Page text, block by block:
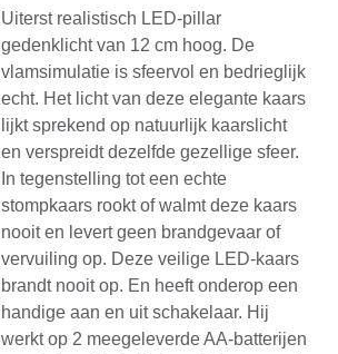
Uiterst realistisch LED-pillar
gedenklicht van 12 cm hoog. De
vlamsimulatie is sfeervol en bedrieglijk
echt. Het licht van deze elegante kaars
lijkt sprekend op natuurlijk kaarslicht
en verspreidt dezelfde gezellige sfeer.
In tegenstelling tot een echte
stompkaars rookt of walmt deze kaars
nooit en levert geen brandgevaar of
vervuiling op. Deze veilige LED-kaars
brandt nooit op. En heeft onderop een
handige aan en uit schakelaar. Hij
werkt op 2 meegeleverde AA-batterijen